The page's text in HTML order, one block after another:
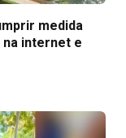
medida
internet e